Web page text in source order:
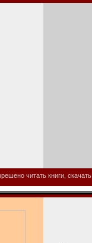
читать книги,